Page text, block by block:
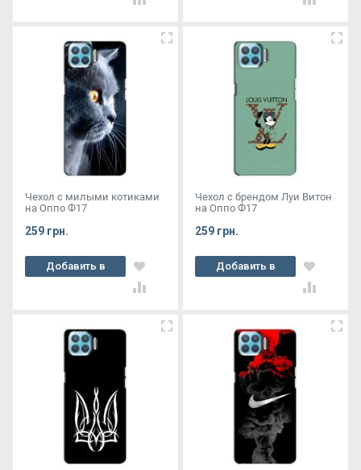
Чехол с милыми котиками
на Оппо Ф17
259 грн.
Добавить в
корзину
Чехол с брендом Луи Витон
на Оппо Ф17
259 грн.
Добавить в
корзину